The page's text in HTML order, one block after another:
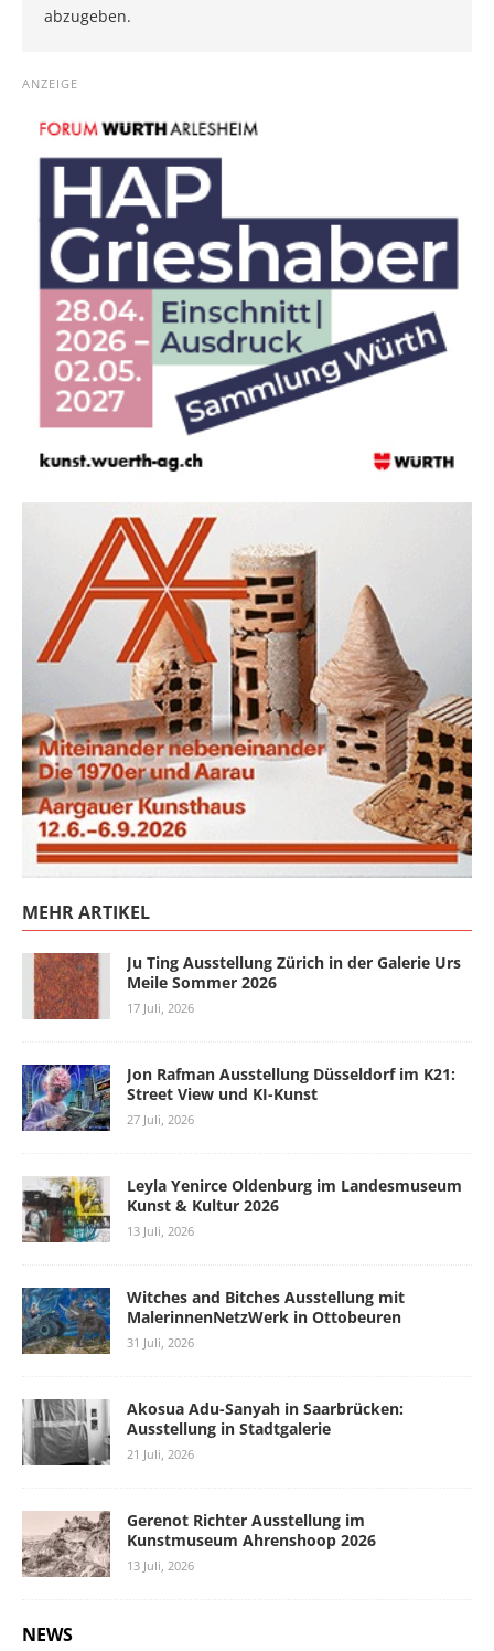
abzugeben.
ANZEIGE
MEHR ARTIKEL
Ju Ting Ausstellung Zürich in der Galerie Urs
Meile Sommer 2026
17 Juli, 2026
Jon Rafman Ausstellung Düsseldorf im K21:
Street View und KI-Kunst
27 Juli, 2026
Leyla Yenirce Oldenburg im Landesmuseum
Kunst & Kultur 2026
13 Juli, 2026
Witches and Bitches Ausstellung mit
MalerinnenNetzWerk in Ottobeuren
31 Juli, 2026
Akosua Adu-Sanyah in Saarbrücken:
Ausstellung in Stadtgalerie
21 Juli, 2026
Gerenot Richter Ausstellung im
Kunstmuseum Ahrenshoop 2026
13 Juli, 2026
NEWS